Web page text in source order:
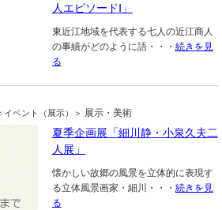
人エピソードⅠ」
東近江地域を代表する七人の近江商人
の事績がどのように語・・・ 続きを見
る
イベント（展示）＞ 展示・美術
夏季企画展「細川静・小泉久夫二
人展」
懐かしい故郷の風景を立体的に表現す
る立体風景画家・細川・・・ 続きを見
る